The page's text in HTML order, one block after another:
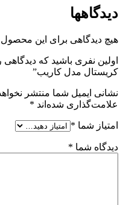
دیدگاهها
هیچ دیدگاهی برای این
اولین نفری باشید که
کریستال مدل کاریب”
نشانی ایمیل شما منتشر
علامت‌گذاری شده‌اند *
امتیاز شما *
دیدگاه شما *